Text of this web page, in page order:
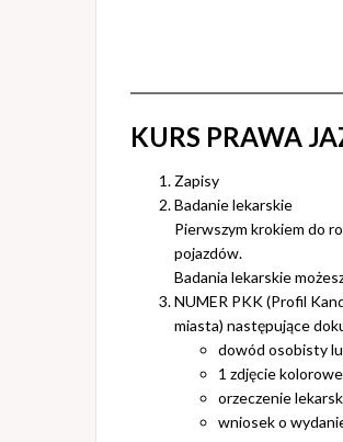
KURS PRAWA
Zapisy
Badanie lekarskie
Pierwszym krokiem do
pojazdów.
Badania lekarskie
NUMER PKK (Profil
miasta) następujące
dowód osobisty
1 zdjęcie
orzeczenie
wniosek o